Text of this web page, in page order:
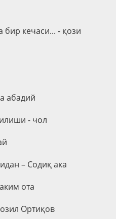
кечаси... - қози
абадий
- чол
– Содиқ ака
ота
Ортиқов